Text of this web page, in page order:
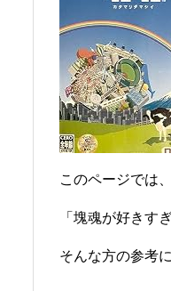
このページでは
「塊魂が好きす
そんな方の参考